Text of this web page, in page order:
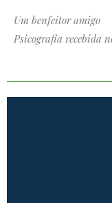
Um benfeitor amigo
Psicografia recebida